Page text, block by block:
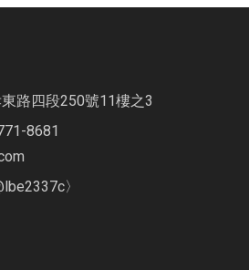
路四段250號11樓之3
8681
〉